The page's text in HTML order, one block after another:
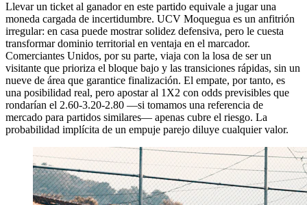
Llevar un ticket al ganador en este partido equivale a jugar una
moneda cargada de incertidumbre. UCV Moquegua es un anfitrión
irregular: en casa puede mostrar solidez defensiva, pero le cuesta
transformar dominio territorial en ventaja en el marcador.
Comerciantes Unidos, por su parte, viaja con la losa de ser un
visitante que prioriza el bloque bajo y las transiciones rápidas, sin un
nueve de área que garantice finalización. El empate, por tanto, es
una posibilidad real, pero apostar al 1X2 con odds previsibles que
rondarían el 2.60-3.20-2.80 —si tomamos una referencia de
mercado para partidos similares— apenas cubre el riesgo. La
probabilidad implícita de un empuje parejo diluye cualquier valor.